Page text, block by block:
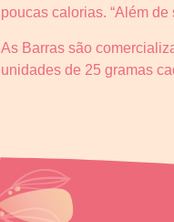
poucas calorias. “Além
As Barras são
unidades de 25 gramas